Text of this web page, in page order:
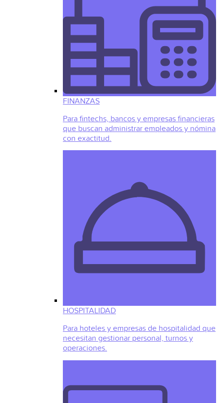
FINANZAS
Para fintechs, bancos y empresas financieras
que buscan administrar empleados y nómina
con exactitud.
HOSPITALIDAD
Para hoteles y empresas de hospitalidad que
necesitan gestionar personal, turnos y
operaciones.